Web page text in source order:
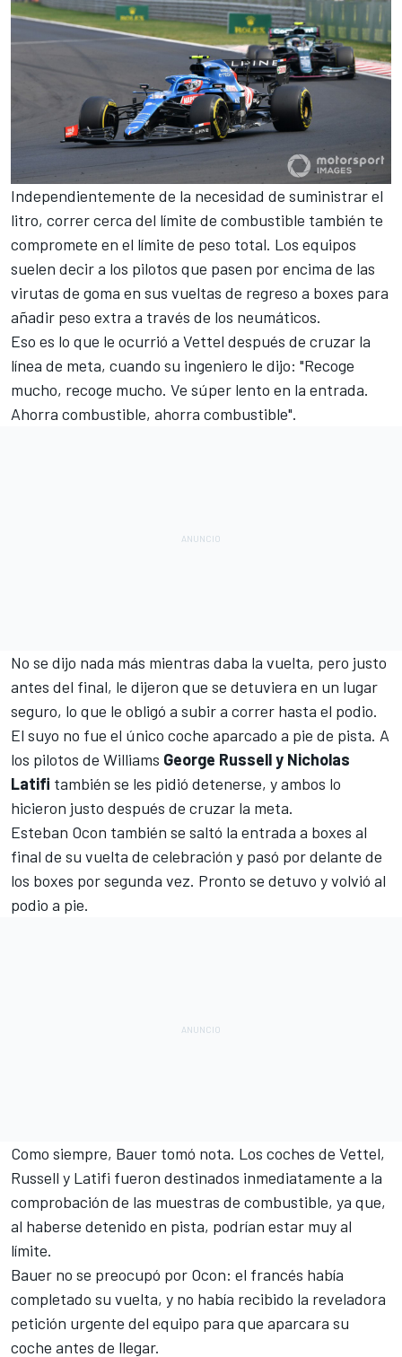
Independientemente de la necesidad de suministrar el
litro, correr cerca del límite de combustible también te
compromete en el límite de peso total. Los equipos
suelen decir a los pilotos que pasen por encima de las
virutas de goma en sus vueltas de regreso a boxes para
añadir peso extra a través de los neumáticos.
Eso es lo que le ocurrió a Vettel después de cruzar la
línea de meta, cuando su ingeniero le dijo: "Recoge
mucho, recoge mucho. Ve súper lento en la entrada.
Ahorra combustible, ahorra combustible".
No se dijo nada más mientras daba la vuelta, pero justo
antes del final, le dijeron que se detuviera en un lugar
seguro, lo que le obligó a subir a correr hasta el podio.
El suyo no fue el único coche aparcado a pie de pista. A
los pilotos de Williams George Russell y Nicholas
Latifi también se les pidió detenerse, y ambos lo
hicieron justo después de cruzar la meta.
Esteban Ocon también se saltó la entrada a boxes al
final de su vuelta de celebración y pasó por delante de
los boxes por segunda vez. Pronto se detuvo y volvió al
podio a pie.
Como siempre, Bauer tomó nota. Los coches de Vettel,
Russell y Latifi fueron destinados inmediatamente a la
comprobación de las muestras de combustible, ya que,
al haberse detenido en pista, podrían estar muy al
límite.
Bauer no se preocupó por Ocon: el francés había
completado su vuelta, y no había recibido la reveladora
petición urgente del equipo para que aparcara su
coche antes de llegar.